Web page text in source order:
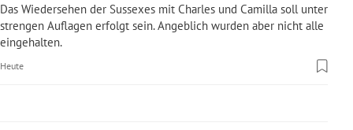
Untermenü
Untermenü
Das Wiedersehen der Sussexes mit Charles und Camilla soll unter
strengen Auflagen erfolgt sein. Angeblich wurden aber nicht alle
eingehalten.
Heute